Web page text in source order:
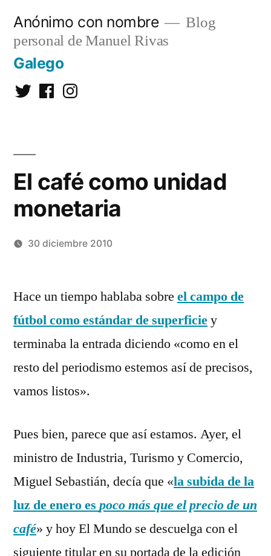
contenido
Anónimo con nombre
Blog
personal de Manuel Rivas
Galego
TwitterFacebookInstagram
El café como unidad
monetaria
Álvarez
30 diciembre 2010
El
café
unidad
Hace un tiempo hablaba sobre el campo de
fútbol como estándar de superficiey
terminaba la entrada diciendo «como en el
resto del periodismo estemos así de precisos,
vamos listos».
Pues bien, parece que así estamos. Ayer, el
ministro de Industria, Turismo y Comercio,
Miguel Sebastián, decía que «la subida de la
luz de enero es poco más que el precio de un
café» y hoy El Mundo se descuelga con el
siguiente titular en su portada de la edición